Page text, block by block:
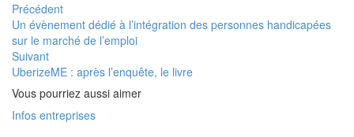
Précédent
Un évènement dédié à l’intégration des personnes handicapées
sur le marché de l’emploi
Suivant
UberizeME : après l’enquête, le livre
Vous pourriez aussi aimer
Infos entreprises